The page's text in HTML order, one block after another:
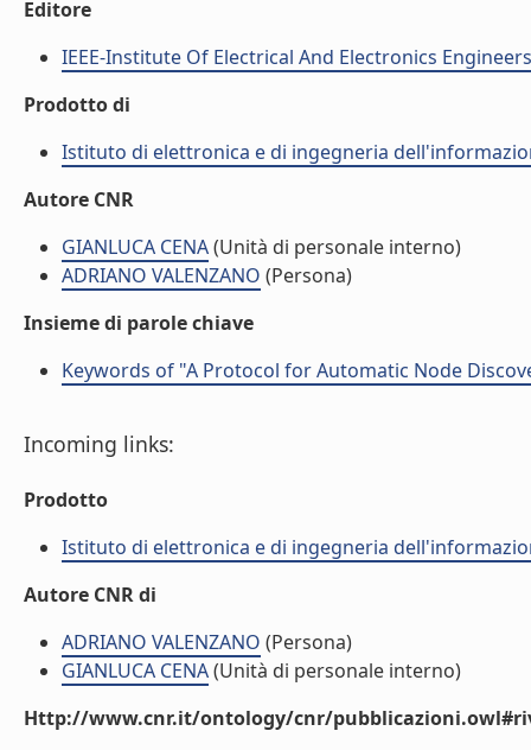
Editore
IEEE-Institute Of Electrical And Electronics
Prodotto di
Istituto di elettronica e di ingegneria
Autore CNR
GIANLUCA CENA(Unità di personale interno)
ADRIANO VALENZANO (Persona)
Insieme di parole chiave
Keywords of "A Protocol for Automatic Node
Incoming links:
Prodotto
Istituto di elettronica e di ingegneria
Autore CNR di
ADRIANO VALENZANO (Persona)
GIANLUCA CENA(Unità di personale interno)
Http://www.cnr.it/ontology/cnr/